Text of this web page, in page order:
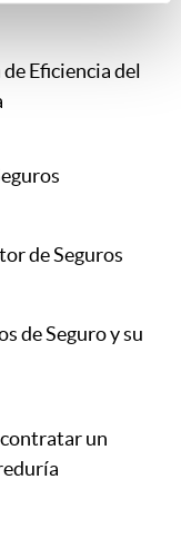
Eficiencia del
de Seguros
de Seguro y su
contratar un